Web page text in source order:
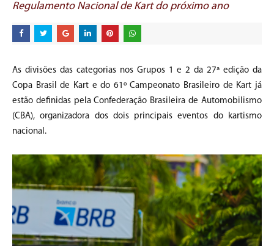
Regulamento Nacional de Kart do próximo ano
As divisões das categorias nos Grupos 1 e 2 da 27ª edição da
Copa Brasil de Kart e do 61º Campeonato Brasileiro de Kart já
estão definidas pela Confederação Brasileira de Automobilismo
(CBA), organizadora dos dois principais eventos do kartismo
nacional.